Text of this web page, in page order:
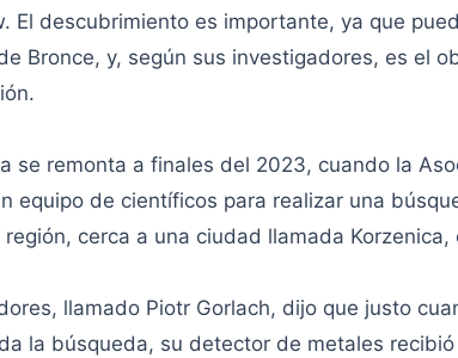
El descubrimiento es importante, ya que
Bronce, y, según sus investigadores, es el
se remonta a finales del 2023, cuando la
equipo de científicos para realizar una
cerca a una ciudad llamada Korzenica,
llamado Piotr Gorlach, dijo que justo
la búsqueda, su detector de metales